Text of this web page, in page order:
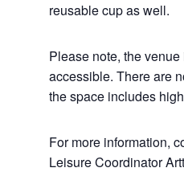
reusable cup as well.
Please note, the
accessible. There are
the space includes
For more information,
Leisure Coordinator